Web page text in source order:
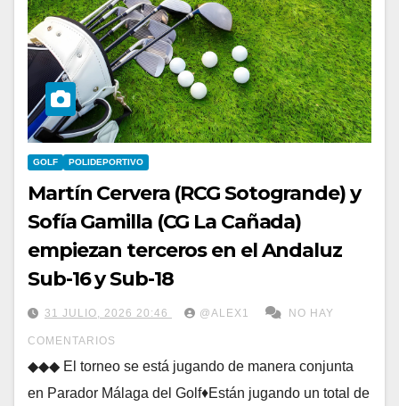
GOLF POLIDEPORTIVO
Martín Cervera (RCG Sotogrande) y
Sofía Gamilla (CG La Cañada)
empiezan terceros en el Andaluz
Sub-16 y Sub-18
31 JULIO, 2026 20:46 @ALEX1 NO HAY
COMENTARIOS
◆◆◆ El torneo se está jugando de manera conjunta
en Parador Málaga del Golf♦Están jugando un total de